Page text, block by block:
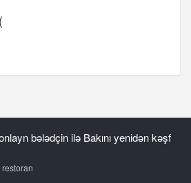
bələdçin ilə Bakını yenidən kəşf